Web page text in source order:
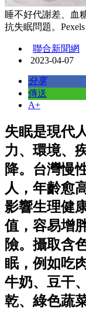
睡不好代謝差、血
抗失眠問題。
聯合新聞網
2023-04-07
分享
傳送
A+
失眠是現代
力、環境、
降。台灣慢
人，年齡愈
影響生理健
值，容易增
險。攝取含
眠，例如吃
牛奶、豆干
乾、綠色蔬